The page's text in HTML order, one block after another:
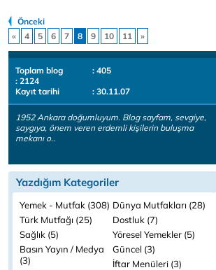
Önceki
«
4 5 6 7 8 9 10 11 »
Toplam blog
: 405
: 2124
Kayıt tarihi
: 30.11.07
1952 Ankara doğumluyum. Blog sayfam, sevgiye,
saygıya, önem veren erdemli kişilerin buluşma
mekanı o..
Yazdığım Kategoriler
Yemek - Mutfak (308) Dünya Mutfakları (28)
Türk Mutfağı (25)
Dostluk (7)
Sağlık (5)
Yöresel Yemekler (5)
Basın Yayın / Medya
(3)
Güncel (3)
İftar Menüleri (3)